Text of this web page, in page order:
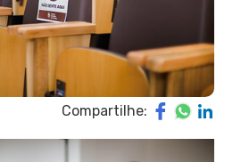
Compartilhe: